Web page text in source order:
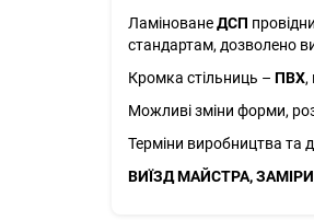
ЛамінованеДСП
стандартам, дозволено
Кромка стільниць – ПВХ,
Можливі зміни форми,
Терміни виробництва та
ВИЇЗД МАЙСТРА,